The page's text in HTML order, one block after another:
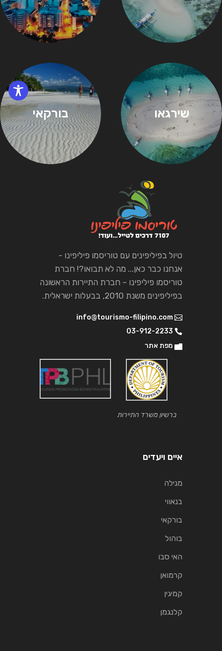
שירגאו בורקאי
טיול בפיליפינים עם טוריסמו פיליפינו -
אנחנו כבר כאן... מה לא תבואו?! חברת
טוריסמו פיליפינו – חברת התיירות הראשונה
בפיליפינים משנת 2010, בבעלות ישראלית.
info@tourismo-filipino.com
03-912-2233
מפת אתר
ברשיון משרד התיירות
איים ויעדים
מנילה
בנאווי
בורקאי
בוהול
האי סבו
קרמואן
קמיגין
קלנגמן